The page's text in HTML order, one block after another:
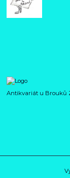
Antikvariát u Brouků